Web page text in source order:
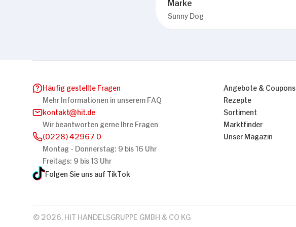
Sunny Dog
Häufig gestellte Fragen
Mehr Informationen in unserem FAQ
kontakt
hit.de
Wir beantworten gerne Ihre Fragen
(0228) 42967 0
Montag - Donnerstag: 9 bis 16 Uhr
Freitags: 9 bis 13 Uhr
Folgen Sie uns auf TikTok
Angebote & Coupons
Rezepte
Sortiment
Marktfinder
Unser Magazin
© 2026, HIT HANDELSGRUPPE GMBH & CO KG